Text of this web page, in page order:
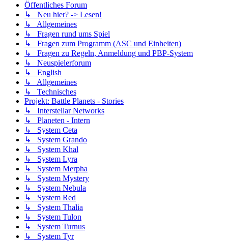
Öffentliches Forum
↳ Neu hier? -> Lesen!
↳ Allgemeines
↳ Fragen rund ums Spiel
↳ Fragen zum Programm (ASC und Einheiten)
↳ Fragen zu Regeln, Anmeldung und PBP-System
↳ Neuspielerforum
↳ English
↳ Allgemeines
↳ Technisches
Projekt: Battle Planets - Stories
↳ Interstellar Networks
↳ Planeten - Intern
↳ System Ceta
↳ System Grando
↳ System Khal
↳ System Lyra
↳ System Merpha
↳ System Mystery
↳ System Nebula
↳ System Red
↳ System Thalia
↳ System Tulon
↳ System Turnus
↳ System Tyr